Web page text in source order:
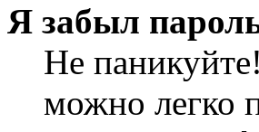
Я забыл
Не
можно легко